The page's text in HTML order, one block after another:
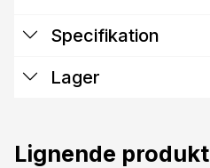
Specifikation
Lager
Lignende